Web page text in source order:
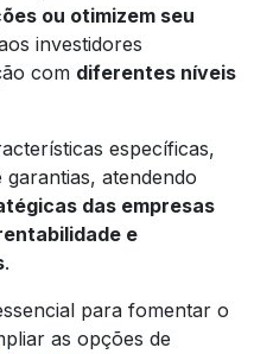
ou otimizem seu
investidores
com diferentes níveis
específicas,
atendendo
das empresas
e
.
para fomentar o
as opções de